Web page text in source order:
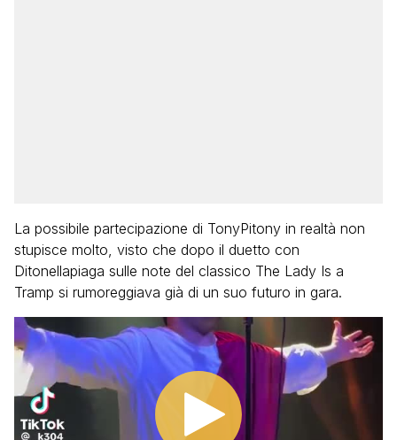
La possibile partecipazione di TonyPitony in realtà non
stupisce molto, visto che dopo il duetto con
Ditonellapiaga sulle note del classico The Lady Is a
Tramp si rumoreggiava già di un suo futuro in gara.